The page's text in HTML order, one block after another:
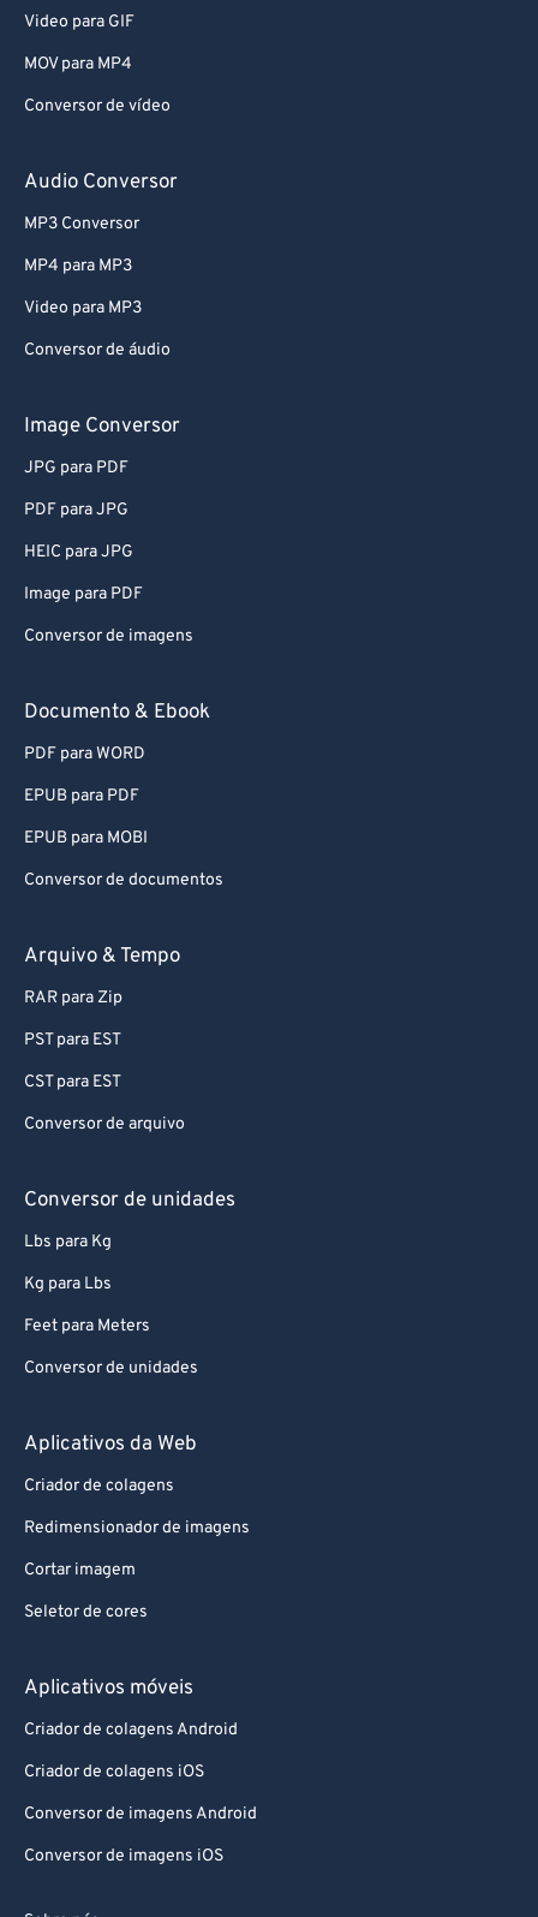
Video para GIF
MOV para MP4
Conversor de vídeo
Audio Conversor
MP3 Conversor
MP4 para MP3
Video para MP3
Conversor de áudio
Image Conversor
JPG para PDF
PDF para JPG
HEIC para JPG
Image para PDF
Conversor de imagens
Documento & Ebook
PDF para WORD
EPUB para PDF
EPUB para MOBI
Conversor de documentos
Arquivo & Tempo
RAR para Zip
PST para EST
CST para EST
Conversor de arquivo
Conversor de unidades
Lbs para Kg
Kg para Lbs
Feet para Meters
Conversor de unidades
Aplicativos da Web
Criador de colagens
Redimensionador de imagens
Cortar imagem
Seletor de cores
Aplicativos móveis
Criador de colagens Android
Criador de colagens iOS
Conversor de imagens Android
Conversor de imagens iOS